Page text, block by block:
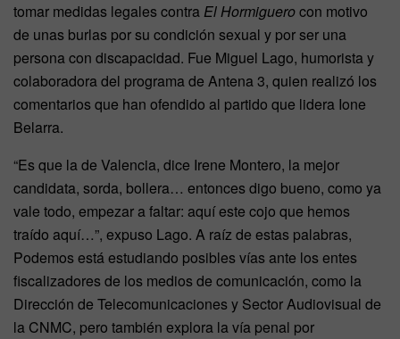
tomar medidas legales contraEl Hormiguerocon motivo
de unas burlas por su condición sexual y por ser una
persona con discapacidad. Fue Miguel Lago, humorista y
colaboradora del programa de Antena 3, quien realizó los
comentarios que han ofendido al partido que lidera Ione
Belarra.
“Es que la de Valencia, dice Irene Montero, la mejor
candidata, sorda, bollera… entonces digo bueno, como ya
vale todo, empezar a faltar: aquí este cojo que hemos
traído aquí…”, expuso Lago. A raíz de estas palabras,
Podemos está estudiando posibles vías ante los entes
fiscalizadores de los medios de comunicación, como la
Dirección de Telecomunicaciones y Sector Audiovisual de
la CNMC, pero también explora la vía penal por